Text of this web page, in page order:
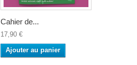
Cahier de...
17,90 €
Ajouter au panier